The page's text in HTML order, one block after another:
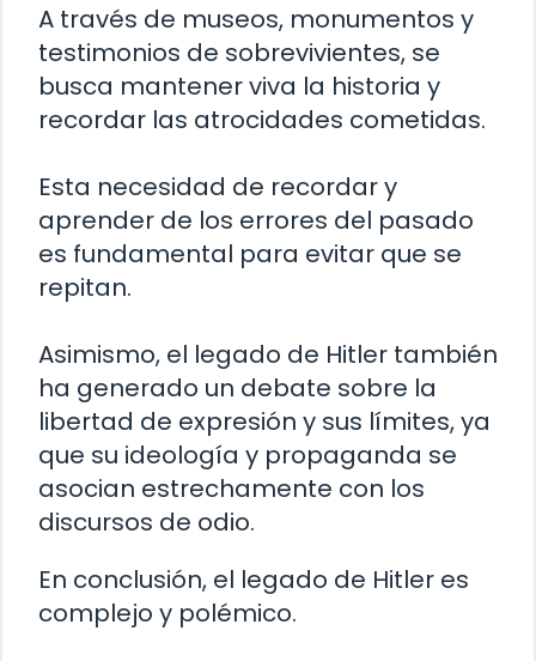
A través de museos, monumentos y
testimonios de sobrevivientes, se
busca mantener viva la historia y
recordar las atrocidades cometidas.
Esta necesidad de recordar y
aprender de los errores del pasado
es fundamental para evitar que se
repitan.
Asimismo, el legado de Hitler también
ha generado un debate sobre la
libertad de expresión y sus límites, ya
que su ideología y propaganda se
asocian estrechamente con los
discursos de odio.
En conclusión, el legado de Hitler es
complejo y polémico.